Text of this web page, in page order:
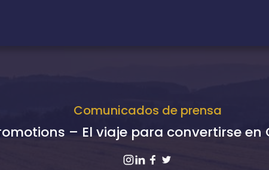
Comunicados de prensa
– El viaje para convertirse en